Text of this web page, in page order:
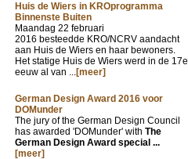
Huis de Wiers in KROprogramma
Binnenste Buiten
Maandag 22 februari
2016 besteedde KRO/NCRV aandacht
aan Huis de Wiers en haar bewoners.
Het statige Huis de Wiers werd in de 17e
eeuw al van ...[meer]
German Design Award 2016 voor
DOMunder
The jury of the German Design Council
has awarded 'DOMunder' with The
German Design Award special ...
[meer]